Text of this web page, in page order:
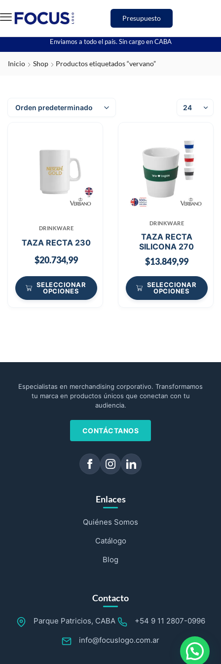
Presupuesto
Enviamos a todo el país. Sin cargo en CABA
Inicio Shop Productos etiquetados “vervano”
DRINKWARE
TAZA RECTA 230
$20.734,99
SELECCIONAR
OPCIONES
DRINKWARE
TAZA RECTA
SILICONA 270
$13.849,99
SELECCIONAR
OPCIONES
Especialistas en merchandising corporativo. Transformamos
tu marca en productos únicos que conectan con tu
audiencia.
CONTÁCTANOS
Enlaces
Quiénes Somos
Catálogo
Blog
Contacto
Parque Patricios, CABA +54 9 11 2807-0996
info@focuslogo.com.ar